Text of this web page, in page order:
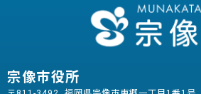
宗像市役所